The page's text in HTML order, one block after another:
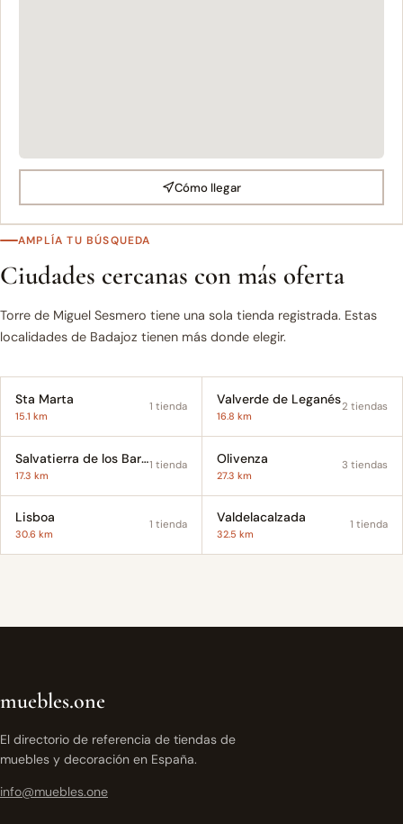
Cómo llegar
AMPLÍA TU BÚSQUEDA
Ciudades cercanas con más oferta
Torre de Miguel Sesmero tiene una sola tienda registrada. Estas
localidades de Badajoz tienen más donde elegir.
Sta Marta
15.1 km
1 tienda Valverde de Leganés
16.8 km
2 tiendas
Salvatierra de los Barros
17.3 km
1 tienda Olivenza
27.3 km
3 tiendas
Lisboa
30.6 km
1 tienda Valdelacalzada
32.5 km
1 tienda
muebles.one
El directorio de referencia de tiendas de
muebles y decoración en España.
info@muebles.one